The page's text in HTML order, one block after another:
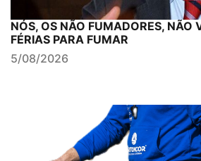
NÓS, OS NÃO FUMADORES, NÃO
FÉRIAS PARA FUMAR
5/08/2026